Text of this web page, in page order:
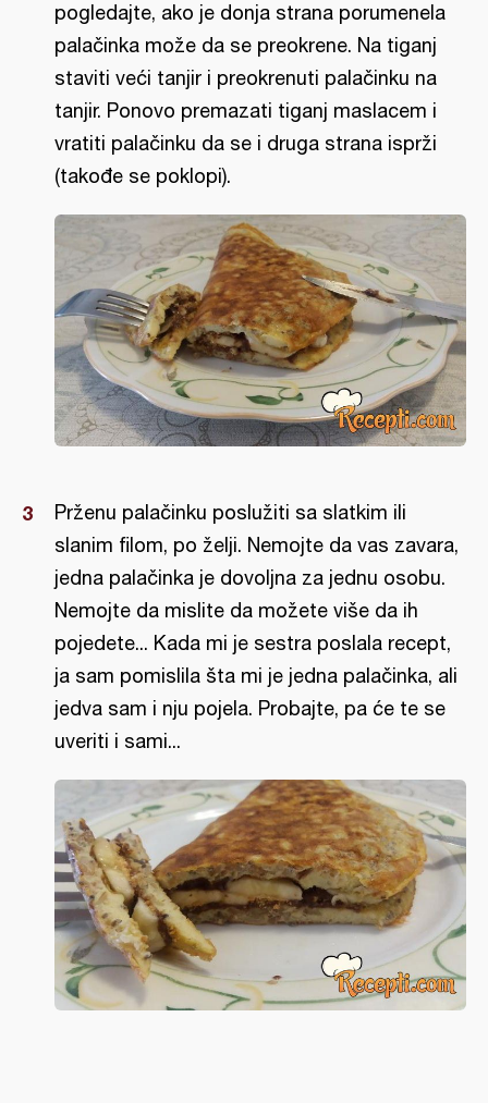
pogledajte, ako je donja strana porumenela
palačinka može da se preokrene. Na tiganj
staviti veći tanjir i preokrenuti palačinku na
tanjir. Ponovo premazati tiganj maslacem i
vratiti palačinku da se i druga strana isprži
(takođe se poklopi).
Prženu palačinku poslužiti sa slatkim ili
slanim filom, po želji. Nemojte da vas zavara,
jedna palačinka je dovoljna za jednu osobu.
Nemojte da mislite da možete više da ih
pojedete... Kada mi je sestra poslala recept,
ja sam pomislila šta mi je jedna palačinka, ali
jedva sam i nju pojela. Probajte, pa će te se
uveriti i sami...